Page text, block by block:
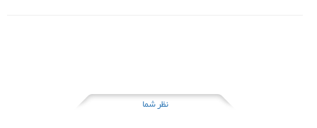
نظر شما